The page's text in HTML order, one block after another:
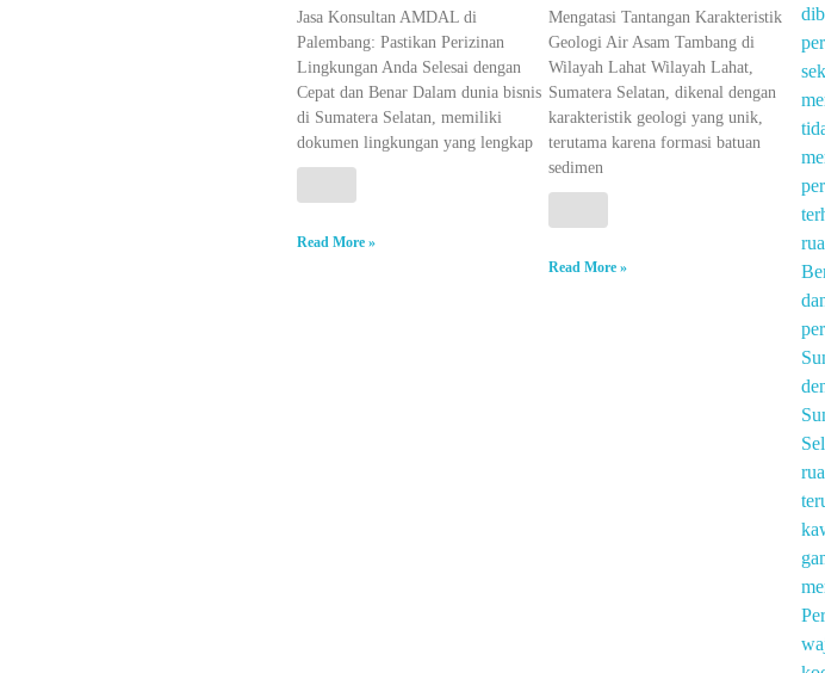
Jasa Konsultan AMDAL di
Palembang: Pastikan Perizinan
Lingkungan Anda Selesai dengan
Cepat dan Benar Dalam dunia bisnis
di Sumatera Selatan, memiliki
dokumen lingkungan yang lengkap
Read More »
Mengatasi Tantangan Karakteristik
Geologi Air Asam Tambang di
Wilayah Lahat Wilayah Lahat,
Sumatera Selatan, dikenal dengan
karakteristik geologi yang unik,
terutama karena formasi batuan
sedimen
Read More »